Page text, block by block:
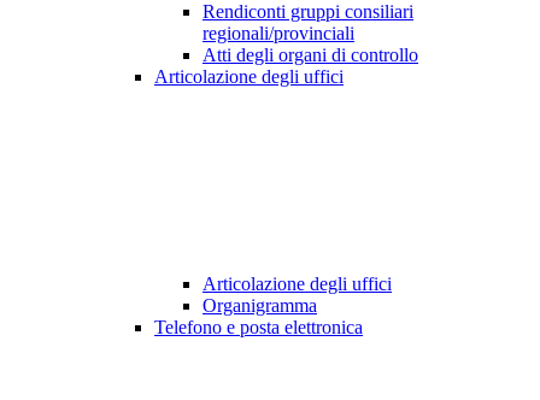
Rendiconti gruppi consiliari
regionali/provinciali
Atti degli organi di controllo
Articolazione degli uffici
Articolazione degli uffici
Organigramma
Telefono e posta elettronica